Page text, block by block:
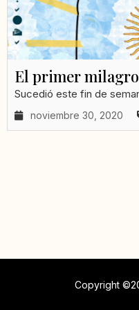
El primer
Sucedió este fin de
noviembre 30, 2020
Copyright